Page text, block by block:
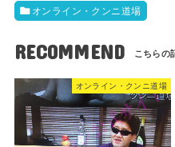
オンライン・クンニ道場
RECOMMEND
オンライン・クンニ道場